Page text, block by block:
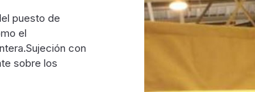
puesto de
el
con
sobre los